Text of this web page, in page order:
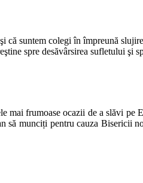
suntem colegi în împreună
spre desăvârsirea sufletului şi
mai frumoase ocazii de a slăvi
să munciți pentru cauza Bisericii